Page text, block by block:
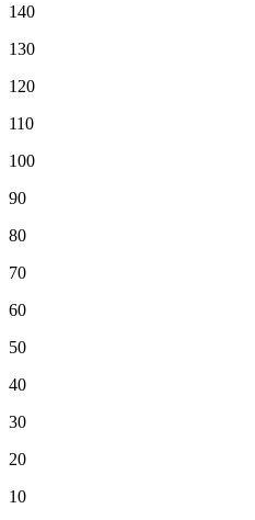
140
130
120
110
100
90
80
70
60
50
40
30
20
10